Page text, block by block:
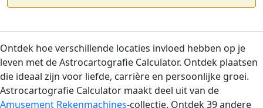
Ontdek hoe verschillende locaties invloed hebben op je
leven met de Astrocartografie Calculator. Ontdek plaatsen
die ideaal zijn voor liefde, carrière en persoonlijke groei.
Astrocartografie Calculator maakt deel uit van de
Amusement Rekenmachines-collectie. Ontdek 39 andere